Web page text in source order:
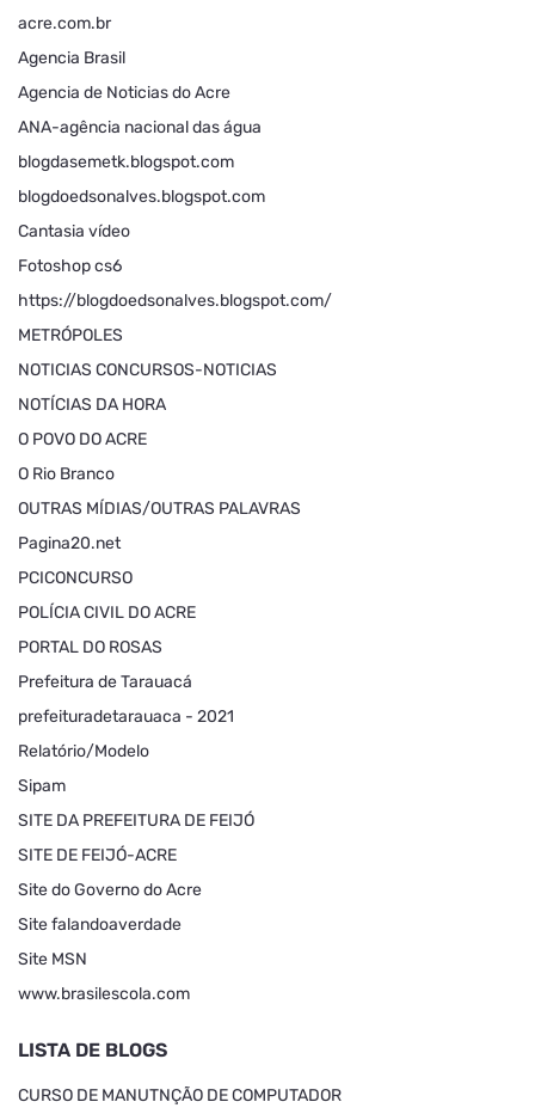
acre.com.br
Agencia Brasil
Agencia de Noticias do Acre
ANA-agência nacional das água
blogdasemetk.blogspot.com
blogdoedsonalves.blogspot.com
Cantasia vídeo
Fotoshop cs6
https://blogdoedsonalves.blogspot.com/
METRÓPOLES
NOTICIAS CONCURSOS-NOTICIAS
NOTÍCIAS DA HORA
O POVO DO ACRE
O Rio Branco
OUTRAS MÍDIAS/OUTRAS PALAVRAS
Pagina20.net
PCICONCURSO
POLÍCIA CIVIL DO ACRE
PORTAL DO ROSAS
Prefeitura de Tarauacá
prefeituradetarauaca - 2021
Relatório/Modelo
Sipam
SITE DA PREFEITURA DE FEIJÓ
SITE DE FEIJÓ-ACRE
Site do Governo do Acre
Site falandoaverdade
Site MSN
www.brasilescola.com
LISTA DE BLOGS
CURSO DE MANUTNÇÃO DE COMPUTADOR